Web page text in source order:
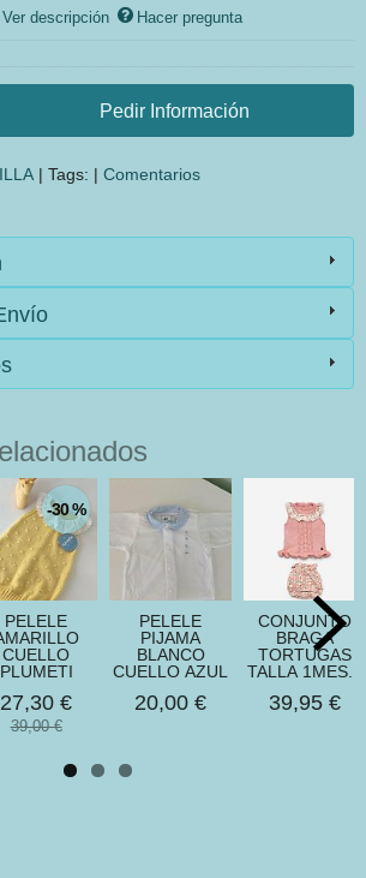
Ver descripción Hacer pregunta
Pedir Información
| Tags: | Comentarios
-30 %
PELELE
CUELLO
PLUMETI
27,30 €
39,00 €
PELELE
PIJAMA
BLANCO
CUELLO AZUL
20,00 €
CONJUNTO
BRAGA
TORTUGAS
TALLA 1MES...
39,95 €